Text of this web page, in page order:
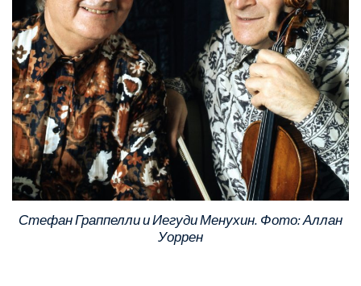
Стефан Граппелли и Иегуди Менухин. Фото: Аллан
Уоррен